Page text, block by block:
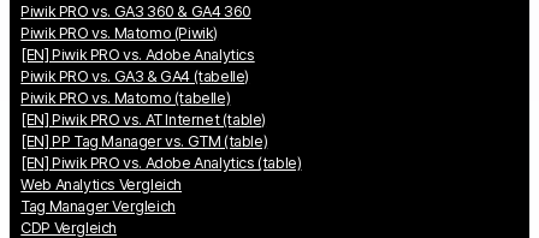
Piwik PRO vs. GA3 360 & GA4 360
Piwik PRO vs. Matomo (Piwik)
[EN] Piwik PRO vs. Adobe Analytics
Piwik PRO vs. GA3 & GA4 (tabelle)
Piwik PRO vs. Matomo (tabelle)
[EN] Piwik PRO vs. AT Internet (table)
[EN] PP Tag Manager vs. GTM (table)
[EN] Piwik PRO vs. Adobe Analytics (table)
Web Analytics Vergleich
Tag Manager Vergleich
CDP Vergleich